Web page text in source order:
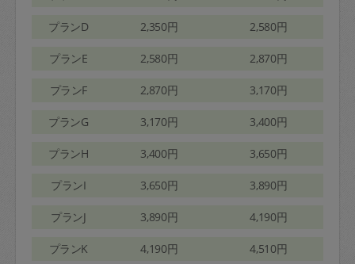
プランD 2,350円 2,580円
プランE 2,580円 2,870円
プランF 2,870円 3,170円
プランG 3,170円 3,400円
プランH 3,400円 3,650円
プランI 3,650円 3,890円
プランJ 3,890円 4,190円
プランK 4,190円 4,510円